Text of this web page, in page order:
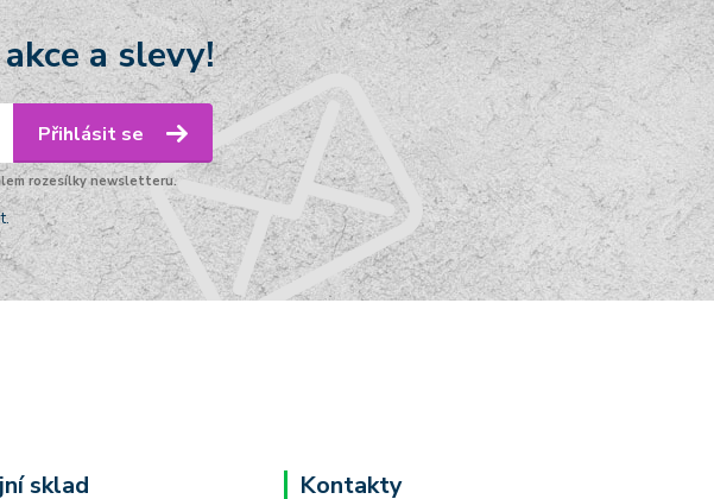
a slevy!
Přihlásit se
rozesílky newsletteru.
sklad Kontakty